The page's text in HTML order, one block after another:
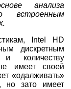
анализа
встроенным
Intel HD
дискретным
количеству
имеет своей
«одалживать»
но зато имеет